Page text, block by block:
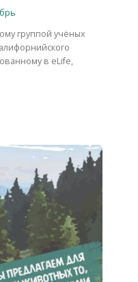
группой учёных
в eLife,